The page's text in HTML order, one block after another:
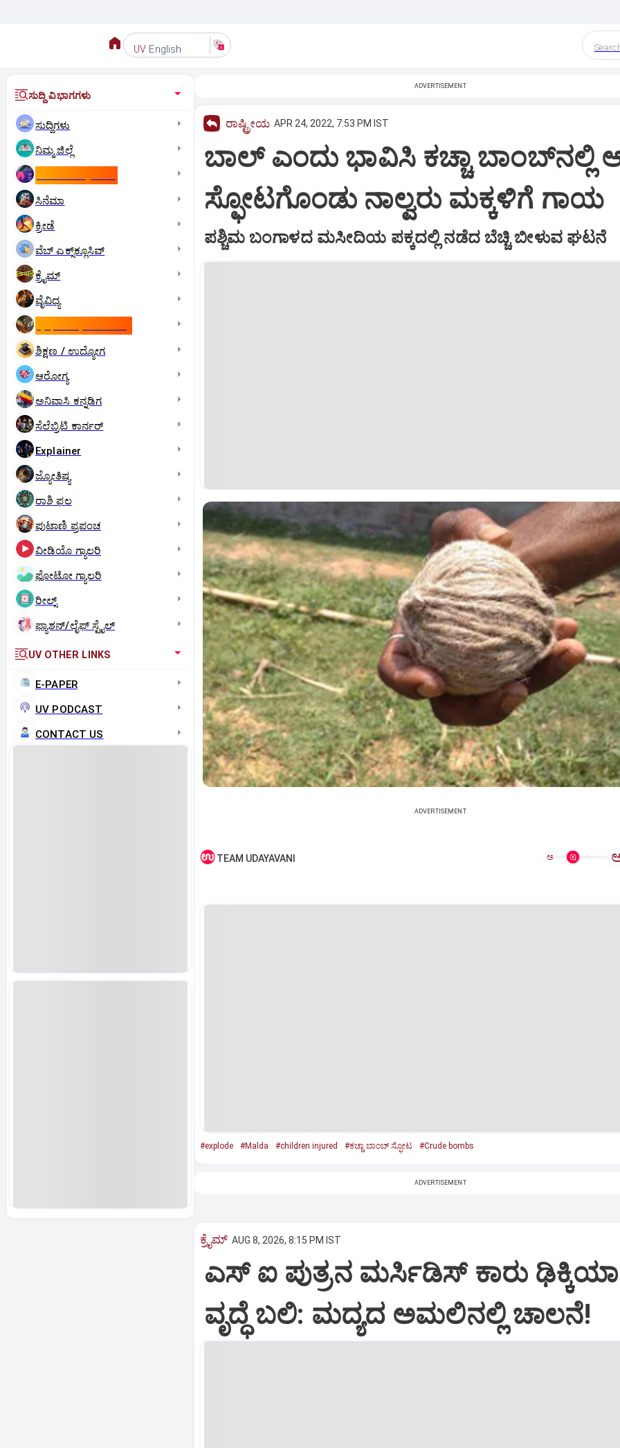
UV English
ಸುದ್ದಿ ವಿಭಾಗಗಳು
ಸುದ್ದಿಗಳು
ನಿಮ್ಮ ಜಿಲ್ಲೆ
ಸಿನೆಮಾ
ಕ್ರೀಡೆ
ವೆಬ್ ಎಕ್ಸ್‌ಕ್ಲೂಸಿವ್
ಕ್ರೈಮ್
ವೈವಿಧ್ಯ
ಶಿಕ್ಷಣ / ಉದ್ಯೋಗ
ಆರೋಗ್ಯ
ಅನಿವಾಸಿ ಕನ್ನಡಿಗ
ಸೆಲೆಬ್ರಿಟಿ ಕಾರ್ನರ್‌
Explainer
ಜ್ಯೋತಿಷ್ಯ
ರಾಶಿ ಫಲ
ಪುಟಾಣಿ ಪ್ರಪಂಚ
ವೀಡಿಯೊ ಗ್ಯಾಲರಿ
ಫೋಟೋ ಗ್ಯಾಲರಿ
ರೀಲ್ಸ್
ಫ್ಯಾಶನ್/ಲೈಫ್‌ ಸ್ಟೈಲ್
UV OTHER LINKS
E-PAPER
UV PODCAST
CONTACT US
ADVERTISEMENT
ರಾಷ್ಟ್ರೀಯ APR 24, 2022, 7:53 PM IST
ಬಾಲ್ ಎಂದು ಭಾವಿಸಿ ಕಚ್ಚಾ ಬಾಂಬ್‌ನಲ್ಲಿ
ಸ್ಫೋಟಗೊಂಡು ನಾಲ್ವರು ಮಕ್ಕಳಿಗೆ ಗಾಯ
ಪಶ್ಚಿಮ ಬಂಗಾಳದ ಮಸೀದಿಯ ಪಕ್ಕದಲ್ಲಿ ನಡೆದ ಬೆಚ್ಚಿ ಬೀಳುವ ಘಟನೆ
ADVERTISEMENT
TEAM UDAYAVANI ಅ
#explode #Malda #children injured #ಕಚ್ಚಾ ಬಾಂಬ್‌ ಸ್ಫೋಟ #Crude bombs
ADVERTISEMENT
ಕ್ರೈಮ್ AUG 8, 2026, 8:15 PM IST
ಎಸ್ ಐ ಪುತ್ರನ ಮರ್ಸಿಡಿಸ್‌ ಕಾರು
ವೃದ್ಧೆ ಬಲಿ: ಮದ್ಯದ ಅಮಲಿನಲ್ಲಿ ಚಾಲನೆ!